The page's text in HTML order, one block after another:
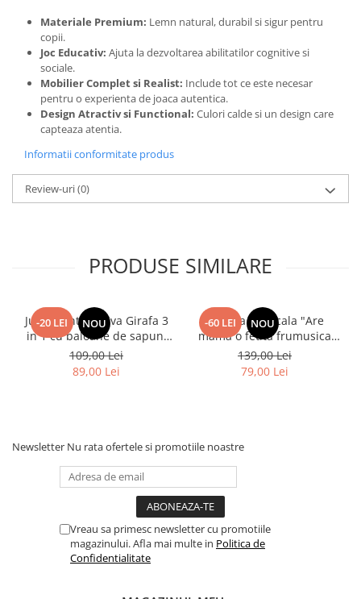
Materiale Premium: Lemn natural, durabil si sigur pentru
copii.
Joc Educativ: Ajuta la dezvoltarea abilitatilor cognitive si
sociale.
Mobilier Complet si Realist: Include tot ce este necesar
pentru o experienta de joaca autentica.
Design Atractiv si Functional: Culori calde si un design care
capteaza atentia.
Informatii conformitate produs
Review-uri(0)
PRODUSE SIMILARE
-20 LEI NOU
Jucarie interactiva Girafa 3
in 1 cu baloane de sapun,
lumini si maner de impins
109,00 Lei
89,00 Lei
-60 LEI NOU
Papusa Muzicala "Are
mama o fetita frumusica
foc"
139,00 Lei
79,00 Lei
Newsletter Nu rata ofertele si promotiile noastre
Vreau sa primesc newsletter cu promotiile
magazinului. Afla mai multe in Politica de
Confidentialitate